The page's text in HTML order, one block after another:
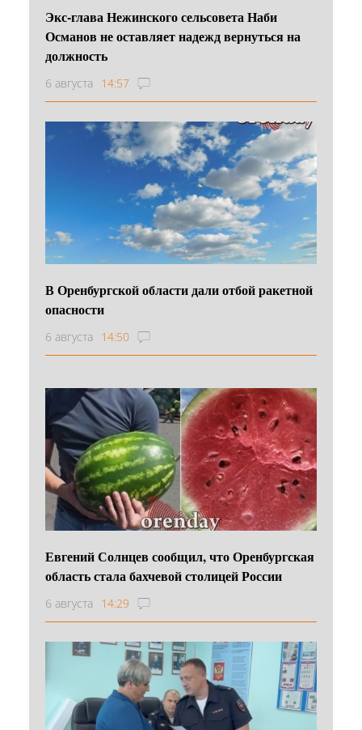
Экс-глава Нежинского сельсовета Наби
Османов не оставляет надежд вернуться на
должность
6 августа 14:57
В Оренбургской области дали отбой ракетной
опасности
6 августа 14:50
Евгений Солнцев сообщил, что Оренбургская
область стала бахчевой столицей России
6 августа 14:29